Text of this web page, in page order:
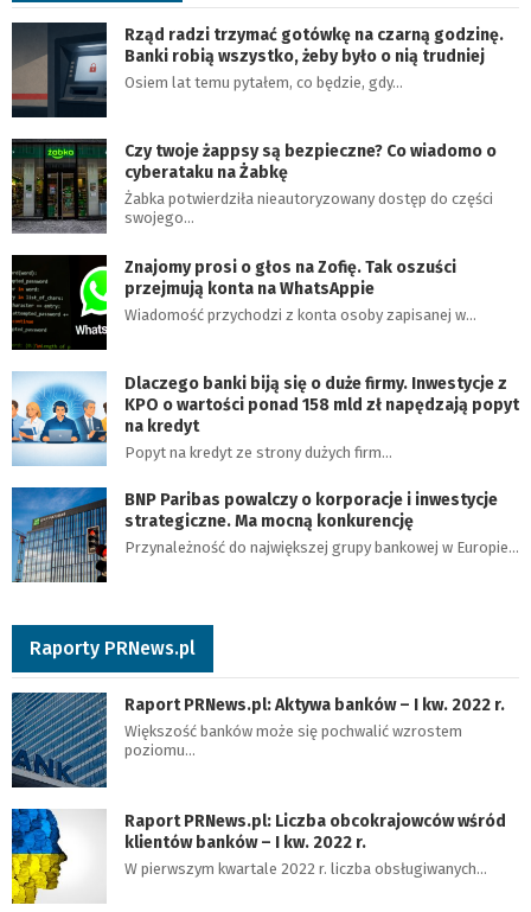
Rząd radzi trzymać gotówkę na czarną godzinę.
Banki robią wszystko, żeby było o nią trudniej
Osiem lat temu pytałem, co będzie, gdy…
Czy twoje żappsy są bezpieczne? Co wiadomo o
cyberataku na Żabkę
Żabka potwierdziła nieautoryzowany dostęp do części
swojego…
Znajomy prosi o głos na Zofię. Tak oszuści
przejmują konta na WhatsAppie
Wiadomość przychodzi z konta osoby zapisanej w…
Dlaczego banki biją się o duże firmy. Inwestycje z
KPO o wartości ponad 158 mld zł napędzają popyt
na kredyt
Popyt na kredyt ze strony dużych firm…
BNP Paribas powalczy o korporacje i inwestycje
strategiczne. Ma mocną konkurencję
Przynależność do największej grupy bankowej w Europie…
Raporty PRNews.pl
Raport PRNews.pl: Aktywa banków – I kw. 2022 r.
Większość banków może się pochwalić wzrostem
poziomu…
Raport PRNews.pl: Liczba obcokrajowców wśród
klientów banków – I kw. 2022 r.
W pierwszym kwartale 2022 r. liczba obsługiwanych…